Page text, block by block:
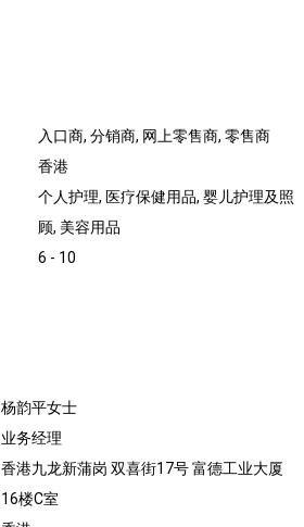
入口商, 分销商, 网上零售商, 零售商
香港
个人护理, 医疗保健用品, 婴儿护理及照
顾, 美容用品
6 - 10
杨韵平女士
业务经理
香港九龙新蒲岗 双喜街17号 富德工业大厦
16楼C室